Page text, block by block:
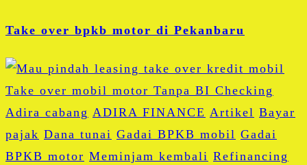
Take over bpkb motor di Pekanbaru
Adira cabang ADIRA FINANCE Artikel Bayar
pajak Dana tunai Gadai BPKB mobil Gadai
BPKB motor Meminjam kembali Refinancing